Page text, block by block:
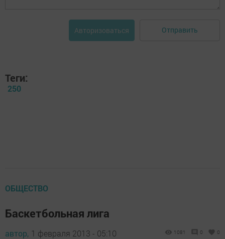
Авторизоваться Отправить
Теги:
250
ОБЩЕСТВО
Баскетбольная лига
автор, 1 февраля 2013 - 05:10 1081 0 0